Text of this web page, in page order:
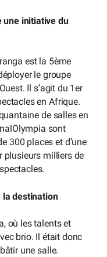
une initiative du
est la 5ème
le groupe
Il s’agit du 1er
en Afrique.
de salles en
sont
300 places et d’une
plusieurs milliers de
la destination
où les talents et
brio. Il était donc
une salle.